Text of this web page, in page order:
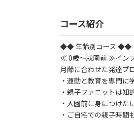
コース紹介
◆◆ 年齢別コース ◆◆
≪ 0歳～就園前 ≫イン
月齢に合わせた発達プ
・運動と教育を専門に
・親子ファニットは知
・入園前に身につけた
・ご自宅での親子時間